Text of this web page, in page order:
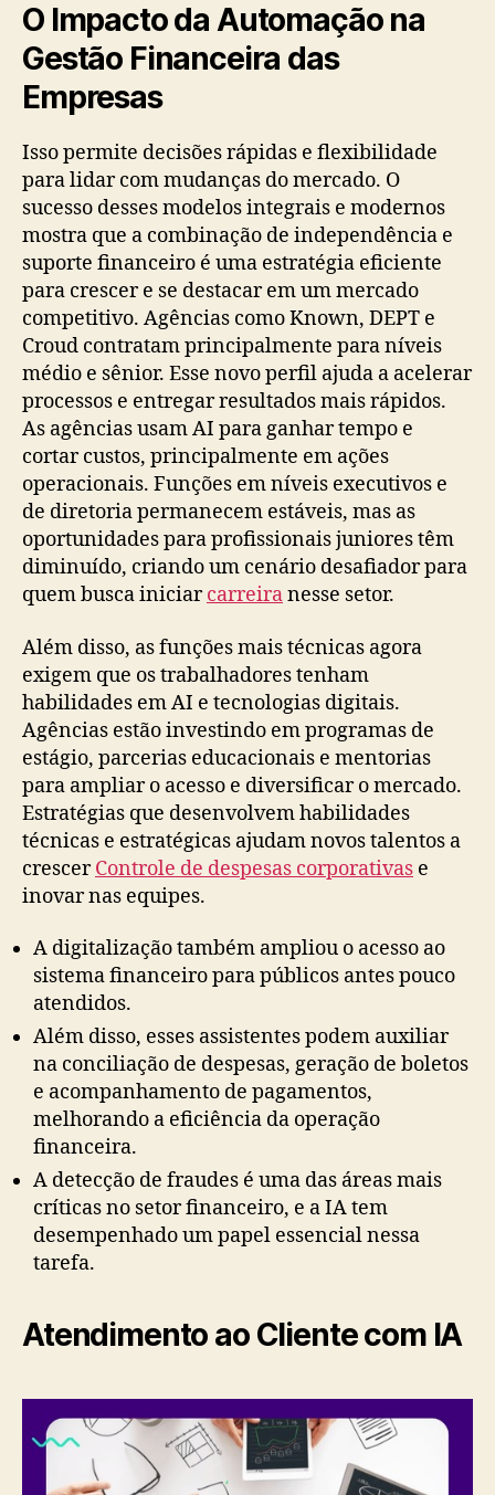
O Impacto da Automação na
Gestão Financeira das
Empresas
Isso permite decisões rápidas e flexibilidade
para lidar com mudanças do mercado. O
sucesso desses modelos integrais e modernos
mostra que a combinação de independência e
suporte financeiro é uma estratégia eficiente
para crescer e se destacar em um mercado
competitivo. Agências como Known, DEPT e
Croud contratam principalmente para níveis
médio e sênior. Esse novo perfil ajuda a acelerar
processos e entregar resultados mais rápidos.
As agências usam AI para ganhar tempo e
cortar custos, principalmente em ações
operacionais. Funções em níveis executivos e
de diretoria permanecem estáveis, mas as
oportunidades para profissionais juniores têm
diminuído, criando um cenário desafiador para
quem busca iniciarcarreiranesse setor.
Além disso, as funções mais técnicas agora
exigem que os trabalhadores tenham
habilidades em AI e tecnologias digitais.
Agências estão investindo em programas de
estágio, parcerias educacionais e mentorias
para ampliar o acesso e diversificar o mercado.
Estratégias que desenvolvem habilidades
técnicas e estratégicas ajudam novos talentos a
crescerControle de despesas corporativas e
inovar nas equipes.
A digitalização também ampliou o acesso ao
sistema financeiro para públicos antes pouco
atendidos.
Além disso, esses assistentes podem auxiliar
na conciliação de despesas, geração de boletos
e acompanhamento de pagamentos,
melhorando a eficiência da operação
financeira.
A detecção de fraudes é uma das áreas mais
críticas no setor financeiro, e a IA tem
desempenhado um papel essencial nessa
tarefa.
Atendimento ao Cliente com IA